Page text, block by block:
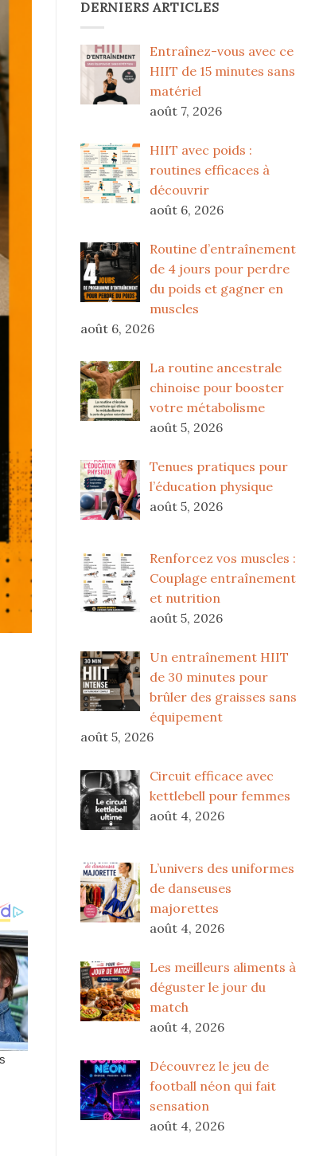
DERNIERS ARTICLES
Entraînez-vous avec ce
HIIT de 15 minutes sans
matériel
août 7, 2026
HIIT avec poids :
routines efficaces à
découvrir
août 6, 2026
Routine d’entraînement
de 4 jours pour perdre
du poids et gagner en
muscles
août 6, 2026
La routine ancestrale
chinoise pour booster
votre métabolisme
août 5, 2026
Tenues pratiques pour
l’éducation physique
août 5, 2026
Renforcez vos muscles :
Couplage entraînement
et nutrition
août 5, 2026
Un entraînement HIIT
de 30 minutes pour
brûler des graisses sans
équipement
août 5, 2026
Circuit efficace avec
kettlebell pour femmes
août 4, 2026
L’univers des uniformes
de danseuses
majorettes
août 4, 2026
Les meilleurs aliments à
déguster le jour du
match
août 4, 2026
Découvrez le jeu de
football néon qui fait
sensation
août 4, 2026